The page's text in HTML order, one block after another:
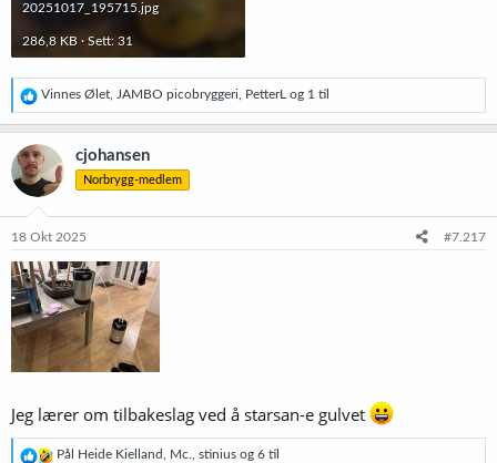
20251017_195715.jpg
286,8 KB · Sett: 31
R
e
a
k
s
j
o
e
:
Vinnes Ølet JAMBO picobryggeri PetterL og 1 til
cjohansen
Norbrygg-medlem
18 Okt 2025 #7.217
Jeg lærer om tilbakeslag ved å starsan-e gulvet
R
Pål Heide Kielland Mc. stinius og 6 til